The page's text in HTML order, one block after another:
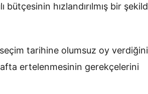
bütçesinin hızlandırılmış bir
tarihine olumsuz oy verdiğini
ertelenmesinin gerekçelerini